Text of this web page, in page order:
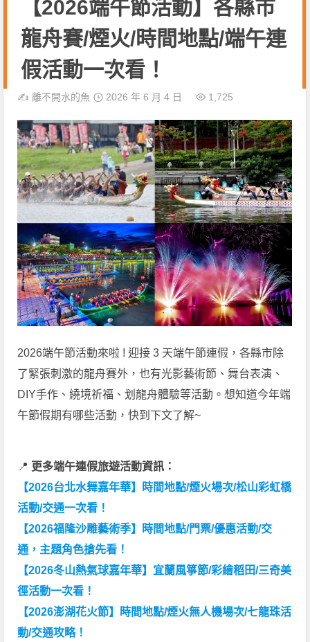
【2026端午節活動】各縣市
龍舟賽/煙火/時間地點/端午連
假活動一次看！
✍️離不開水的魚 2026 年 6 月 4 日 1,725
2026端午節活動來啦 ! 迎接 3 天端午節連假，各縣市除
了緊張刺激的龍舟賽外，也有光影藝術節、舞台表演、
DIY手作、繞境祈福、划龍舟體驗等活動。想知道今年端
午節假期有哪些活動，快到下文了解~
📍 更多端午連假旅遊活動資訊：
【2026台北水舞嘉年華】時間地點/煙火場次/松山彩虹橋
活動/交通一次看！
【2026福隆沙雕藝術季】時間地點/門票/優惠活動/交
通，主題角色搶先看！
【2026冬山熱氣球嘉年華】宜蘭風箏節/彩繪稻田/三奇美
徑活動一次看！
【2026澎湖花火節】時間地點/煙火無人機場次/七龍珠活
動/交通攻略！